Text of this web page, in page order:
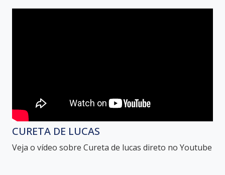
CURETA DE LUCAS
Veja o vídeo sobre Cureta de lucas direto no Youtube